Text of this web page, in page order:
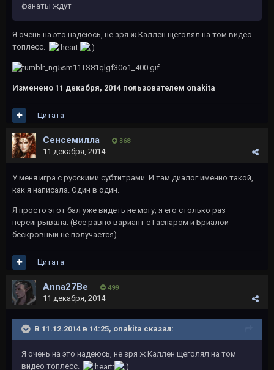
фанаты ждут
Я очень на это надеюсь, не зря ж Каллен щеголял на том видео
топлесс.
Изменено 11 декабря, 2014 пользователем onakita
Цитата
Сенсемилла 368
11 декабря, 2014
У меня игра с русскими субтитрами. И там диалог именно такой,
как я написала. Один в один.
Я просто этот бал уже видеть не могу, я его столько раз
переигрывала. (Все равно вариант с Гаспаром и Бриалой
бескровный не получается)
Цитата
Anna27Be 499
11 декабря, 2014
В 11.12.2014 в 14:25, onakita сказал:
Я очень на это надеюсь, не зря ж Каллен щеголял на том
видео топлесс.